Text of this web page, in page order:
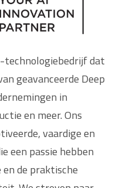
technologiebedrijf dat
geavanceerde Deep
in
en meer. Ons
vaardige en
een passie hebben
de praktische